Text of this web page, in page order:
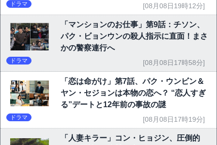
ドラマ [08月08日19時12分]
「マンションのお仕事」第9話：チソン、
パク・ビョンウンの殺人指示に直面！まさ
かの警察連行へ
ドラマ [08月08日17時58分]
「恋は命がけ」第7話、パク・ウンビン＆
ヤン・セジョンは本物の恋へ？ “恋人すぎ
る”デートと12年前の事故の謎
ドラマ [08月08日17時19分]
「人妻キラー」コン・ヒョジン、圧倒的